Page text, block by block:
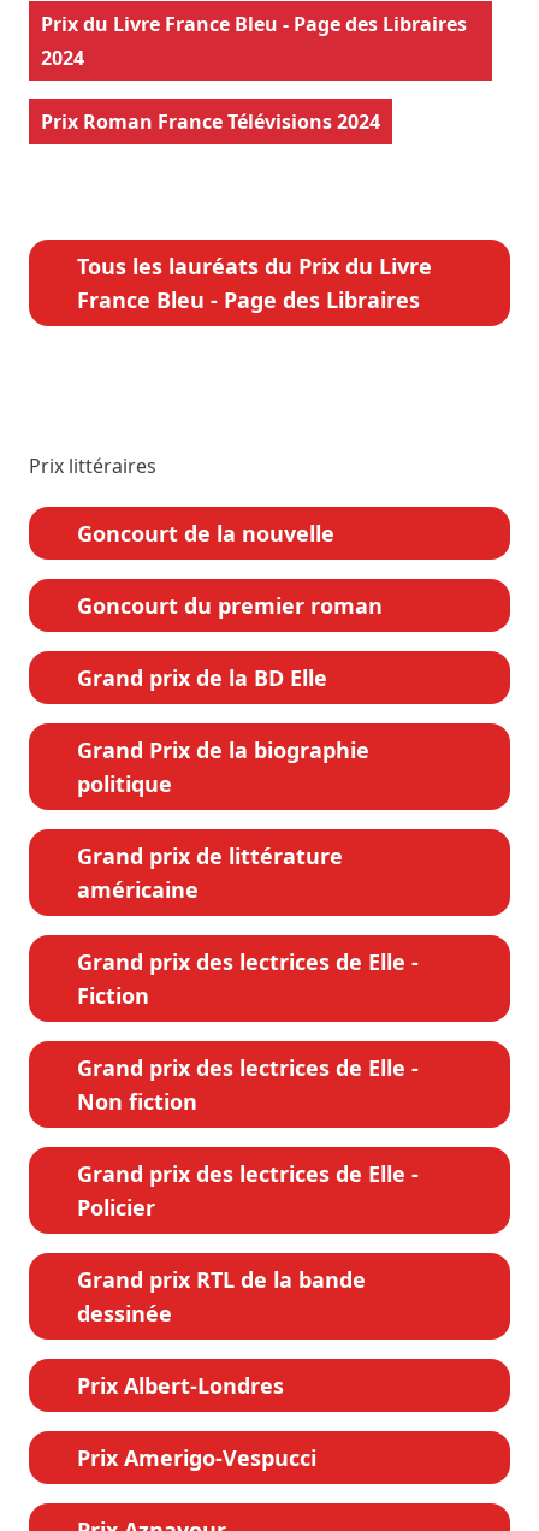
Prix du Livre France Bleu - Page des Libraires
2024
Prix Roman France Télévisions 2024
Tous les lauréats du Prix du Livre
France Bleu - Page des Libraires
Prix littéraires
Goncourt de la nouvelle
Goncourt du premier roman
Grand prix de la BD Elle
Grand Prix de la biographie
politique
Grand prix de littérature
américaine
Grand prix des lectrices de Elle -
Fiction
Grand prix des lectrices de Elle -
Non fiction
Grand prix des lectrices de Elle -
Policier
Grand prix RTL de la bande
dessinée
Prix Albert-Londres
Prix Amerigo-Vespucci